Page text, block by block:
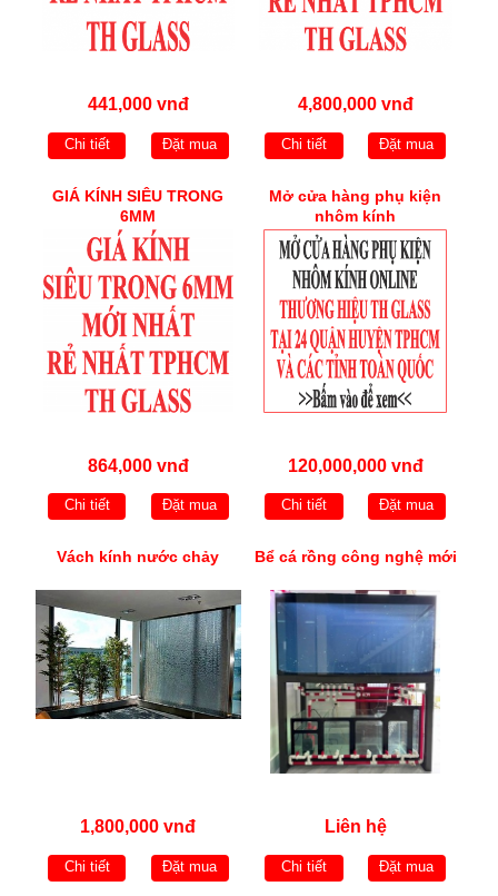
441,000 vnđ
Chi tiết Đặt mua
4,800,000 vnđ
Chi tiết Đặt mua
GIÁ KÍNH SIÊU TRONG
6MM
864,000 vnđ
Chi tiết Đặt mua
Mở cửa hàng phụ kiện
nhôm kính
120,000,000 vnđ
Chi tiết Đặt mua
Vách kính nước chảy
1,800,000 vnđ
Chi tiết Đặt mua
Bể cá rồng công nghệ mới
Liên hệ
Chi tiết Đặt mua